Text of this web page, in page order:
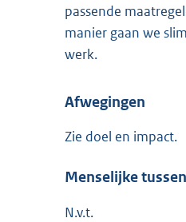
passende
manier gaan we
werk.
Afwegingen
Zie doel en impact.
Menselijke
N.v.t.